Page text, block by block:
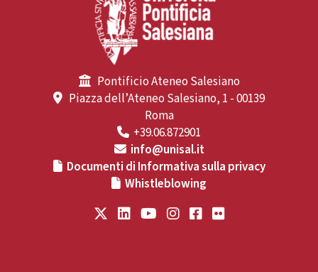
Pontificio Ateneo Salesiano
Piazza dell’Ateneo Salesiano, 1 - 00139
Roma
+39.06.872901
info@unisal.it
Documenti di Informativa sulla privacy
Whistleblowing